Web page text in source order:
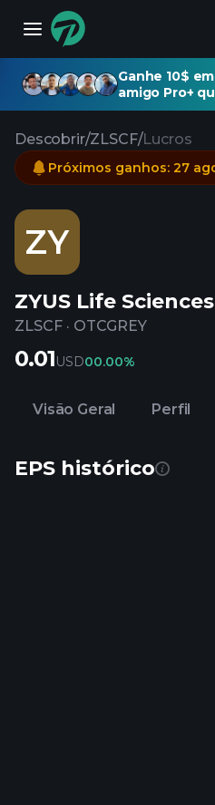
Ganhe 10$
amigo Pro+
Descobrir/ZLSCF/Lucros
ZY
ZYUS Life
ZLSCF · OTCGREY
Próximos ganhos: 27
0.01USD00.00%
Visão Geral Perfil
EPS histórico